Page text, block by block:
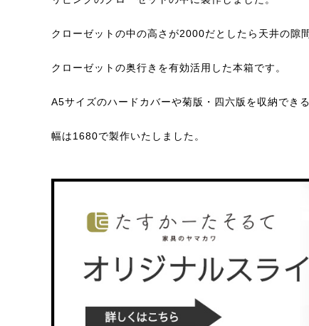
クローゼットの中の高さが2000だとしたら天井の隙
クローゼットの奥行きを有効活用した本箱です。
A5サイズのハードカバーや菊版・四六版を収納できる
幅は1680で製作いたしました。